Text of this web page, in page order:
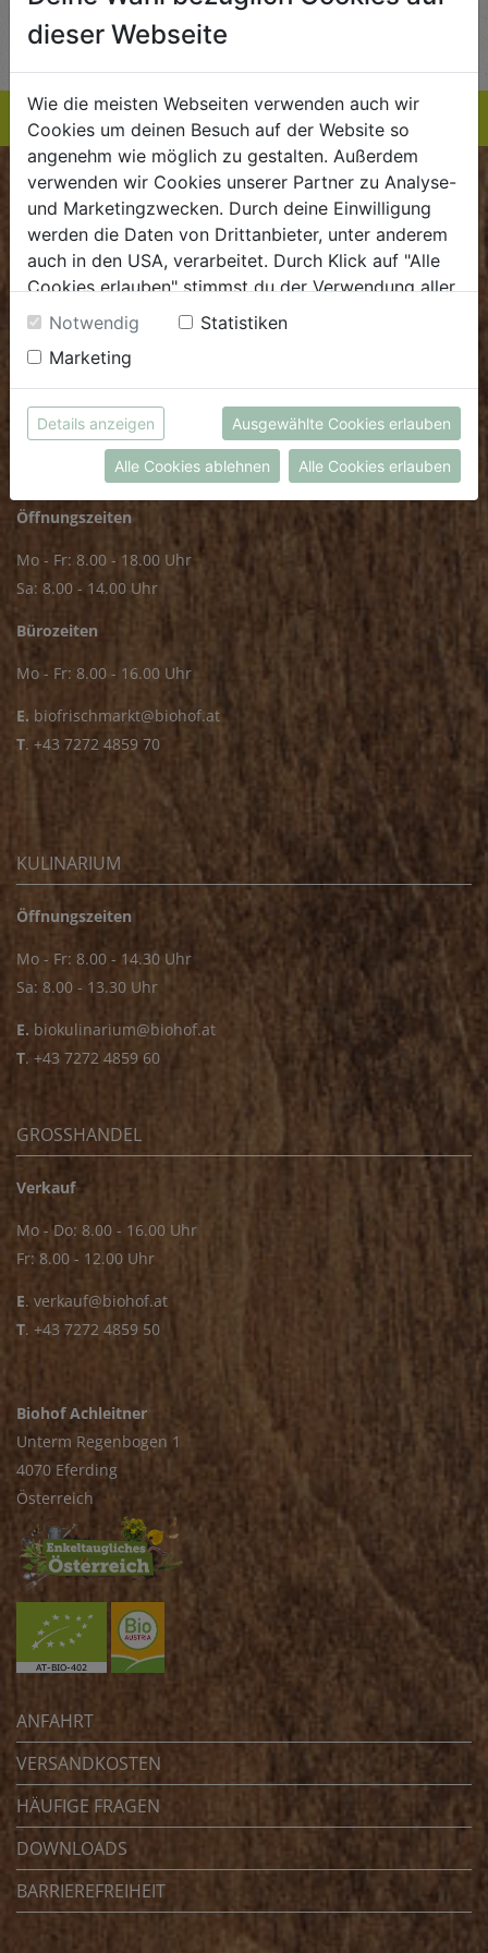
EINKAUFSLISTE
BIOKISTE
Kundenservice
Mo - Do: 8.00 - 16.00 Uhr
Fr: 8.00 - 15.00 Uhr
.dieBiokiste@biohof.at
T.+43 7272 2597
FRISCHMARKT
Öffnungszeiten
Mo - Fr: 8.00 - 18.00 Uhr
Sa: 8.00 - 14.00 Uhr
Bürozeiten
Mo - Fr: 8.00 - 16.00 Uhr
E. biofrischmarkt@biohof.at
T. +43 7272 4859 70
KULINARIUM
Öffnungszeiten
Mo - Fr: 8.00 - 14.30 Uhr
Sa: 8.00 - 13.30 Uhr
E. biokulinarium@biohof.at
T. +43 7272 4859 60
GROSSHANDEL
Verkauf
Mo - Do: 8.00 - 16.00 Uhr
Fr: 8.00 - 12.00 Uhr
E. verkauf@biohof.at
T. +43 7272 4859 50
Biohof Achleitner
Unterm Regenbogen 1
4070 Eferding
Österreich
ANFAHRT
VERSANDKOSTEN
HÄUFIGE FRAGEN
DOWNLOADS
BARRIEREFREIHEIT
dieser Webseite
Wie die meisten Webseiten verwenden auch wir
Cookies um deinen Besuch auf der Website so
angenehm wie möglich zu gestalten. Außerdem
verwenden wir Cookies unserer Partner zu Analyse-
und Marketingzwecken. Durch deine Einwilligung
werden die Daten von Drittanbieter, unter anderem
auch in den USA, verarbeitet. Durch Klick auf "Alle
Cookies erlauben" stimmst du der Verwendung aller
Cookies zu. Unter "Details anzeigen" findest du alle
Infos zu den unterschiedlichen Cookies, du kannst
auch entscheiden, welche Cookies du erlauben
möchtest.
Weitere Informationen findest du in unserer
Datenschutzerklärung
bzw. imImpressum
Notwendig
Statistiken
Marketing
Details anzeigen Ausgewählte Cookies erlauben
Alle Cookies ablehnen Alle Cookies erlauben